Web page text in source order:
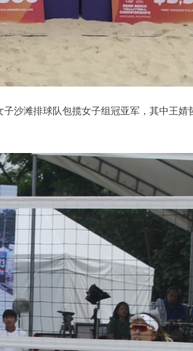
滩排球队包揽女子组冠亚军，其中王婧